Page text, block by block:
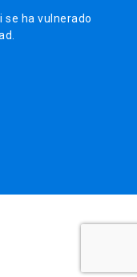
se ha vulnerado